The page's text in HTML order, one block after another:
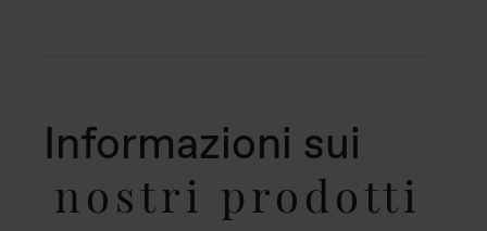
Informazioni sui
nostri prodotti